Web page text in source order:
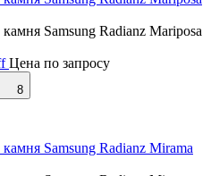
Цена по запросу
8